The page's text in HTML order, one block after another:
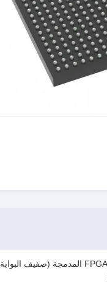
الدوائر المتكاملة (ICs) FPGAs المدمجة (صفيف البوابة